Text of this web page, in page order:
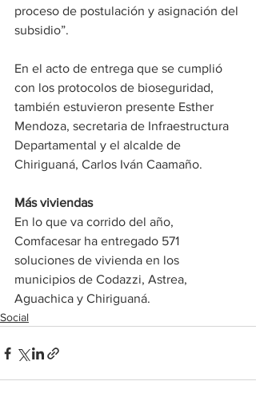
proceso de postulación y asignación del
subsidio”.
En el acto de entrega que se cumplió
con los protocolos de bioseguridad,
también estuvieron presente Esther
Mendoza, secretaria de Infraestructura
Departamental y el alcalde de
Chiriguaná, Carlos Iván Caamaño.
Más viviendas
En lo que va corrido del año,
Comfacesar ha entregado 571
soluciones de vivienda en los
municipios de Codazzi, Astrea,
Aguachica y Chiriguaná.
Social